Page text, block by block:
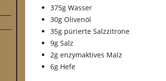
375g Wasser
30g Olivenöl
35g pürierte Salzzitrone
9g Salz
2g enzymaktives Malz
6g Hefe